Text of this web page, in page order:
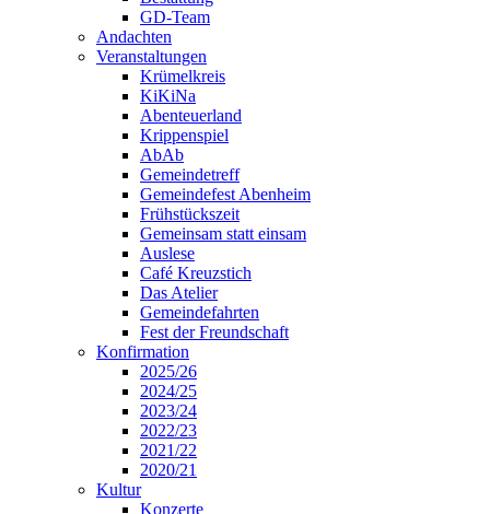
GD-Team
Andachten
Veranstaltungen
Krümelkreis
KiKiNa
Abenteuerland
Krippenspiel
AbAb
Gemeindetreff
Gemeindefest Abenheim
Frühstückszeit
Gemeinsam statt einsam
Auslese
Café Kreuzstich
Das Atelier
Gemeindefahrten
Fest der Freundschaft
Konfirmation
2025/26
2024/25
2023/24
2022/23
2021/22
2020/21
Kultur
Konzerte